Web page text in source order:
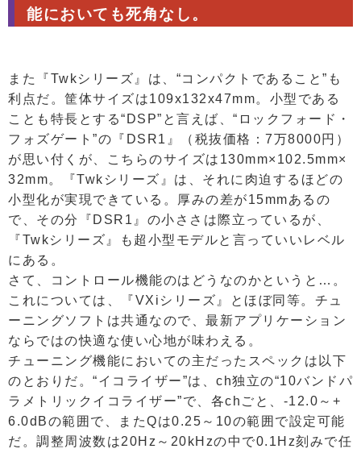
能においても死角なし。
また『Twkシリーズ』は、“コンパクトであること”も
利点だ。筐体サイズは109x132x47mm。小型である
ことも特長とする“DSP”と言えば、“ロックフォード・
フォズゲート”の『DSR1』（税抜価格：7万8000円）
が思い付くが、こちらのサイズは130mm×102.5mm×
32mm。『Twkシリーズ』は、それに肉迫するほどの
小型化が実現できている。厚みの差が15mmあるの
で、その分『DSR1』の小ささは際立っているが、
『Twkシリーズ』も超小型モデルと言っていいレベル
にある。
さて、コントロール機能のはどうなのかというと…。
これについては、『VXiシリーズ』とほぼ同等。チュ
ーニングソフトは共通なので、最新アプリケーション
ならではの快適な使い心地が味わえる。
チューニング機能においての主だったスペックは以下
のとおりだ。“イコライザー”は、ch独立の“10バンドパ
ラメトリックイコライザー”で、各chごと、-12.0～+
6.0dBの範囲で、またQは0.25～10の範囲で設定可能
だ。調整周波数は20Hz～20kHzの中で0.1Hz刻みで任